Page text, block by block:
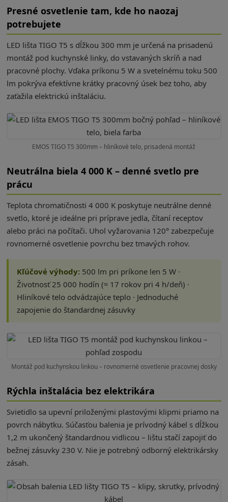
Presné osvetlenie tam, kde ho naozaj
potrebujete
LED lišta TIGO T5 s dĺžkou 300 mm je určená na prisadenú
montáž pod kuchynské linky, do vstavaných skríň a nad
pracovné plochy. Vďaka príkonu 5 W a svetelnému toku 500
lm pokrýva efektívne krátky pracovný úsek bez toho, aby
zaťažila elektrickú inštaláciu.
EMOS TIGO T5 300mm – hliníkové telo, prisadená montáž
Neutrálna biela 4 000 K – denné svetlo pre
prácu
Teplota chromatičnosti 4 000 K poskytuje neutrálne denné
svetlo, ktoré je ideálne pri príprave jedla, čítaní receptov
alebo práci na počítači. Uhol vyžarovania 120° zabezpečuje
rovnomerné osvetlenie povrchu bez tmavých rohov.
Kľúčové výhody: 500 lm pri príkone len 5 W ·
Životnosť 25 000 hodín (≈ 17 rokov pri 4 h/deň) ·
Hliníkové telo odvádzajúce teplo · Jednoduché
zapojenie do štandardnej zásuvky
Montáž pod kuchynskou linkou – rovnomerné osvetlenie pracovnej dosky
Rýchla inštalácia bez elektrikára
Svietidlo sa upevní priloženými plastovými klipmi priamo na
povrch nábytku. Súčasťou balenia je prívodný kábel s dĺžkou
1,2 m ukončený štandardnou vidlicou – lištu stačí zapojiť do
bežnej zásuvky 230 V. Nie je potrebný odborný elektrikársky
zásah.